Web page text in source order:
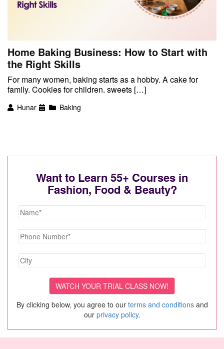
Home Baking Business: How to Start with
the Right Skills
For many women, baking starts as a hobby. A cake for
family. Cookies for children. sweets […]
Hunar Baking
Want to Learn 55+ Courses in
Fashion, Food & Beauty?
By clicking below, you agree to our terms and conditionsand
our privacy policy.